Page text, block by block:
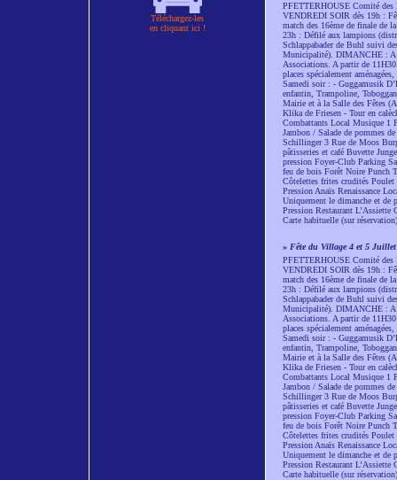
Téléchargez-les
en cliquant ici !
PFETTERHOUSE Comité
VENDREDI SOIR dès 19h :
match des 16ème de finale de
23h : Défilé aux lampions
Schlappabader de Buhl suivi
Municipalité). DIMANCHE : A
Associations. A partir de
places spécialement
Samedi soir : - Guggamusik
enfantin, Trampoline,
Mairie et à la Salle des Fêtes
Klika de Friesen - Tour en
Combattants Local Musique 1
Jambon / Salade de pommes
Schillinger 3 Rue de Moos
pâtisseries et café Buvette
pression Foyer-Club Parking
feu de bois Forêt Noire Punch
Côtelettes frites crudités Poulet
Pression Anaïs Renaissance
Uniquement le dimanche et de
Pression Restaurant
Carte habituelle (sur
» Fête du Village 4 et 5 Juillet
PFETTERHOUSE Comité
VENDREDI SOIR dès 19h :
match des 16ème de finale de
23h : Défilé aux lampions
Schlappabader de Buhl suivi
Municipalité). DIMANCHE : A
Associations. A partir de
places spécialement
Samedi soir : - Guggamusik
enfantin, Trampoline,
Mairie et à la Salle des Fêtes
Klika de Friesen - Tour en
Combattants Local Musique 1
Jambon / Salade de pommes
Schillinger 3 Rue de Moos
pâtisseries et café Buvette
pression Foyer-Club Parking
feu de bois Forêt Noire Punch
Côtelettes frites crudités Poulet
Pression Anaïs Renaissance
Uniquement le dimanche et de
Pression Restaurant
Carte habituelle (sur